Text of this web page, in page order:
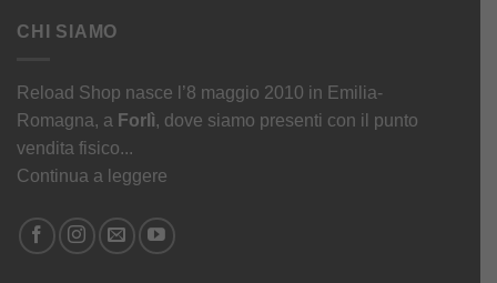
CHI SIAMO
Reload Shop nasce l’8 maggio 2010 in Emilia-
Romagna, a Forlì, dove siamo presenti con il punto
vendita fisico...
Continua a leggere